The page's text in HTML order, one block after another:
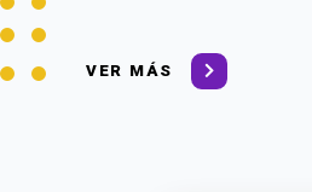
VER MÁS